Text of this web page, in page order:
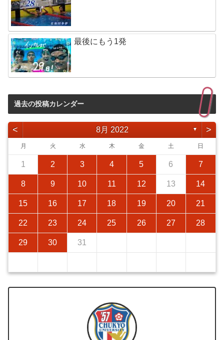
最後にもう1発
過去の投稿カレンダー
< 8月 2022 ▼ >
月 火 水 木 金 土 日
1 2 3 4 5 6 7
8 9 10 11 12 13 14
15 16 17 18 19 20 21
22 23 24 25 26 27 28
29 30 31